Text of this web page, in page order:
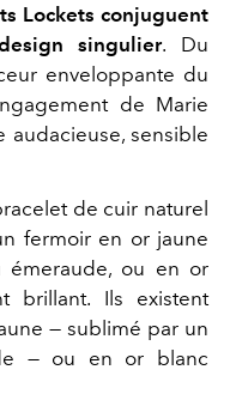
Lockets conjuguent
singulier. Du
enveloppante du
de Marie
sensible
de cuir naturel
fermoir en or jaune
émeraude, ou en or
brillant. Ils existent
— sublimé par un
— ou en or blanc